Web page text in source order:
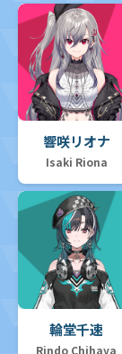
響咲リオナ
Isaki Riona
輪堂千速
Rindo Chihaya